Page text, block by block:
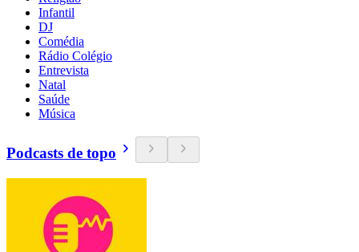
Infantil
DJ
Comédia
Rádio Colégio
Entrevista
Natal
Saúde
Música
Podcasts de topo